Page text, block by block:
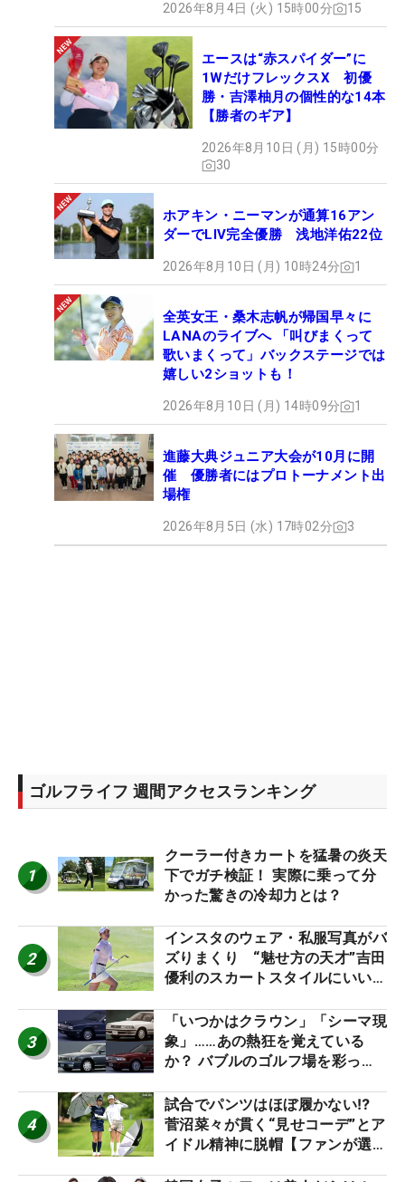
2026年8月4日 (火) 15時00分 15
エースは“赤スパイダー”に
1WだけフレックスX 初優
勝・吉澤柚月の個性的な14本
【勝者のギア】
2026年8月10日 (月) 15時00分
30
ホアキン・ニーマンが通算16アン
ダーでLIV完全優勝 浅地洋佑22位
2026年8月10日 (月) 10時24分 1
全英女王・桑木志帆が帰国早々に
LANAのライブへ 「叫びまくって
歌いまくって」バックステージでは
嬉しい2ショットも！
2026年8月10日 (月) 14時09分 1
進藤大典ジュニア大会が10月に開
催 優勝者にはプロトーナメント出
場権
2026年8月5日 (水) 17時02分 3
ゴルフライフ 週間アクセスランキング
1
クーラー付きカートを猛暑の炎天
下でガチ検証！ 実際に乗って分
かった驚きの冷却力とは？
2
インスタのウェア・私服写真がバ
ズりまくり “魅せ方の天才”吉田
優利のスカートスタイルにいい
3
「いつかはクラウン」「シーマ現
象」……あの熱狂を覚えている
か？ バブルのゴルフ場を彩った
4
試合でパンツはほぼ履かない⁉
菅沼菜々が貫く“見せコーデ”とア
イドル精神に脱帽【ファンが選ぶ